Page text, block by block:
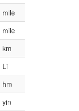
mile
mile
km
Li
hm
yin